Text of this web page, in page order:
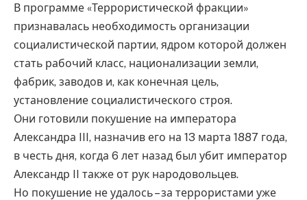
В программе «Террористической фракции»
признавалась необходимость организации
социалистической партии, ядром которой должен
стать рабочий класс, национализации земли,
фабрик, заводов и, как конечная цель,
установление социалистического строя.
Они готовили покушение на императора
Александра III, назначив его на 13 марта 1887 года,
в честь дня, когда 6 лет назад был убит император
Александр II также от рук народовольцев.
Но покушение не удалось – за террористами уже